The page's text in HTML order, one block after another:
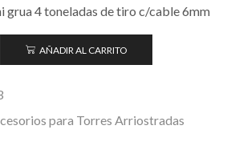
grua 4 toneladas de tiro c/cable 6mm
AÑADIR AL CARRITO
para Torres Arriostradas